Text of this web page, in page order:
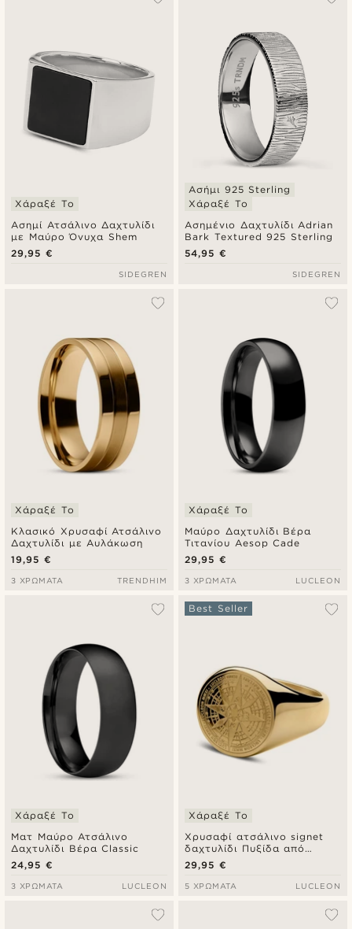
Ασημί Ατσάλινο Δαχτυλίδι
με Μαύρο Όνυχα Shem
Χάραξέ Το
29,95 €
SIDEGREN
Ασημένιο Δαχτυλίδι Adrian
Bark Textured 925 Sterling
Ασήμι 925 Sterling
Χάραξέ Το
54,95 €
SIDEGREN
Κλασικό Χρυσαφί Ατσάλινο
Δαχτυλίδι με Αυλάκωση
Χάραξέ Το
19,95 €
3 ΧΡΏΜΑΤΑ TRENDHIM
Μαύρο Δαχτυλίδι Βέρα
Τιτανίου Aesop Cade
Χάραξέ Το
29,95 €
3 ΧΡΏΜΑΤΑ LUCLEON
Ματ Μαύρο Ατσάλινο
Δαχτυλίδι Βέρα Classic
Χάραξέ Το
24,95 €
3 ΧΡΏΜΑΤΑ LUCLEON
Χρυσαφί ατσάλινο signet
δαχτυλίδι Πυξίδα από
χειρουργικό ατσάλι
Best Seller
Χάραξέ Το
29,95 €
5 ΧΡΏΜΑΤΑ LUCLEON